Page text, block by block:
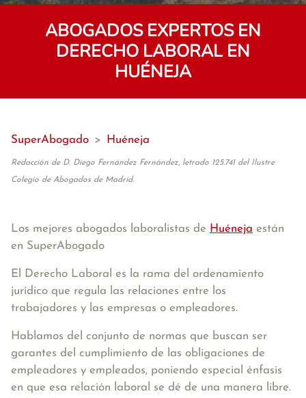
ABOGADOS EXPERTOS EN
DERECHO LABORAL EN
HUÉNEJA
SuperAbogado > Huéneja
Redacción de D. Diego Fernández Fernández, letrado 125.741 del Ilustre
Colegio de Abogados de Madrid.
Los mejores abogados laboralistas de Huéneja están
en SuperAbogado
El Derecho Laboral es la rama del ordenamiento
jurídico que regula las relaciones entre los
trabajadores y las empresas o empleadores.
Hablamos del conjunto de normas que buscan ser
garantes del cumplimiento de las obligaciones de
empleadores y empleados, poniendo especial énfasis
en que esa relación laboral se dé de una manera libre.